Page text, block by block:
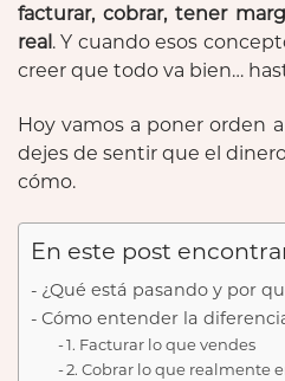
facturar, cobrar, tener
real. Y cuando esos
creer que todo va bien…
Hoy vamos a poner orden
dejes de sentir que el
cómo.
En este post
¿Qué está pasando y por
Cómo entender la
1. Facturar lo que vendes
2. Cobrar lo que realmente